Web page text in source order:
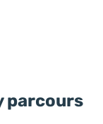
parcours